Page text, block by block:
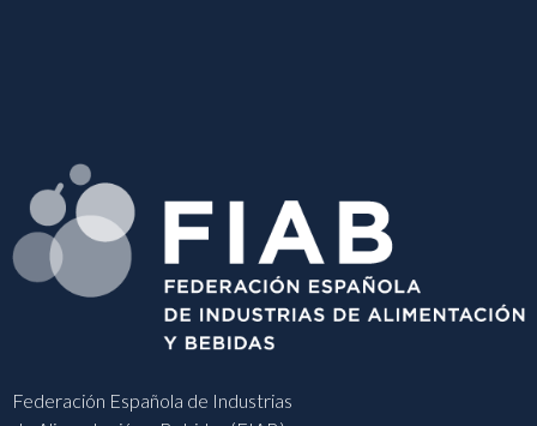
Federación Española de Industrias